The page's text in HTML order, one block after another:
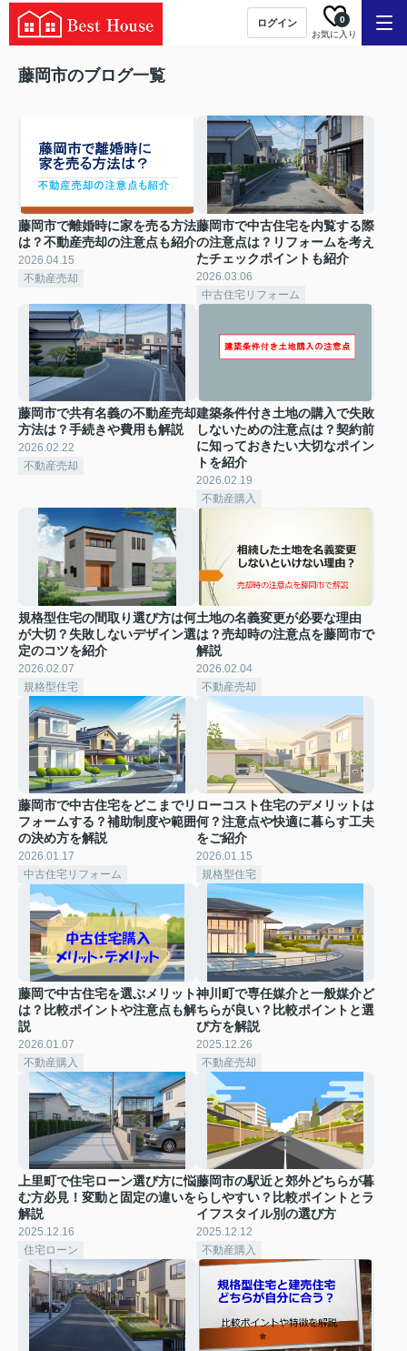
ログイン
お気に入り
0
藤岡市のブログ一覧
藤岡市で離婚時に家を売る方法
は？不動産売却の注意点も紹介
2026.04.15
不動産売却
藤岡市で中古住宅を内覧する際
の注意点は？リフォームを考え
たチェックポイントも紹介
2026.03.06
中古住宅リフォーム
藤岡市で共有名義の不動産売却
方法は？手続きや費用も解説
2026.02.22
不動産売却
建築条件付き土地の購入で失敗
しないための注意点は？契約前
に知っておきたい大切なポイン
トを紹介
2026.02.19
不動産購入
規格型住宅の間取り選び方は何
が大切？失敗しないデザイン選
定のコツを紹介
2026.02.07
規格型住宅
土地の名義変更が必要な理由
は？売却時の注意点を藤岡市で
解説
2026.02.04
不動産売却
藤岡市で中古住宅をどこまでリ
フォームする？補助制度や範囲
の決め方を解説
2026.01.17
中古住宅リフォーム
ローコスト住宅のデメリットは
何？注意点や快適に暮らす工夫
をご紹介
2026.01.15
規格型住宅
藤岡で中古住宅を選ぶメリット
は？比較ポイントや注意点も解
説
2026.01.07
不動産購入
神川町で専任媒介と一般媒介ど
ちらが良い？比較ポイントと選
び方を解説
2025.12.26
不動産売却
上里町で住宅ローン選び方に悩
む方必見！変動と固定の違いを
解説
2025.12.16
住宅ローン
藤岡市の駅近と郊外どちらが暮
らしやすい？比較ポイントとラ
イフスタイル別の選び方
2025.12.12
不動産購入